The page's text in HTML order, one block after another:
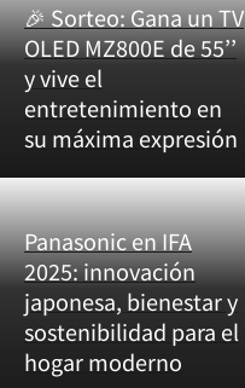
🎉 Sorteo: Gana un TV
OLED MZ800E de 55’’
y vive el
entretenimiento en
su máxima expresión
Panasonic en IFA
2025: innovación
japonesa, bienestar y
sostenibilidad para el
hogar moderno